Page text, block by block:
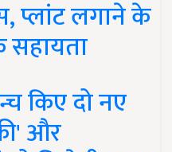
प्लांट लगाने के
सहायता
किए दो नए
और